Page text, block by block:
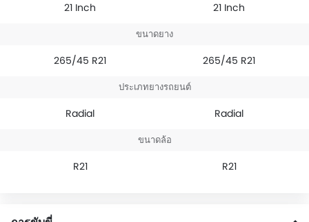
21 Inch 21 Inch
ขนาดยาง
265/45 R21 265/45 R21
ประเภทยางรถยนต์
Radial Radial
ขนาดล้อ
R21 R21